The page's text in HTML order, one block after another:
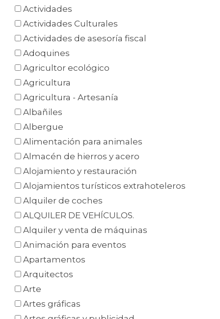
Actividades
Actividades Culturales
Actividades de asesoría fiscal
Adoquines
Agricultor ecológico
Agricultura
Agricultura - Artesanía
Albañiles
Albergue
Alimentación para animales
Almacén de hierros y acero
Alojamiento y restauración
Alojamientos turísticos extrahoteleros
Alquiler de coches
ALQUILER DE VEHÍCULOS.
Alquiler y venta de máquinas
Animación para eventos
Apartamentos
Arquitectos
Arte
Artes gráficas